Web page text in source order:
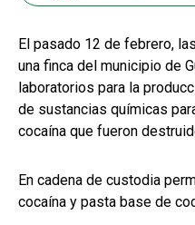
El pasado 12 de febrero,
una finca del municipio de
laboratorios para la
de sustancias químicas
cocaína que fueron
En cadena de custodia
cocaína y pasta base de